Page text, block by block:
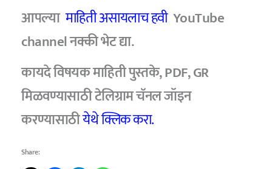
आपल्यामाहिती असायलाच हवी YouTube
channel नक्की भेट द्या.
कायदे विषयक माहिती पुस्तके, PDF, GR
मिळवण्यासाठी टेलिग्राम चॅनल जॉइन
करण्यासाठीयेथे क्लिक करा.
Share: